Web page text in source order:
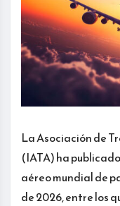
La Asociación de
(IATA) ha
aéreo mundial de
de 2026, entre los